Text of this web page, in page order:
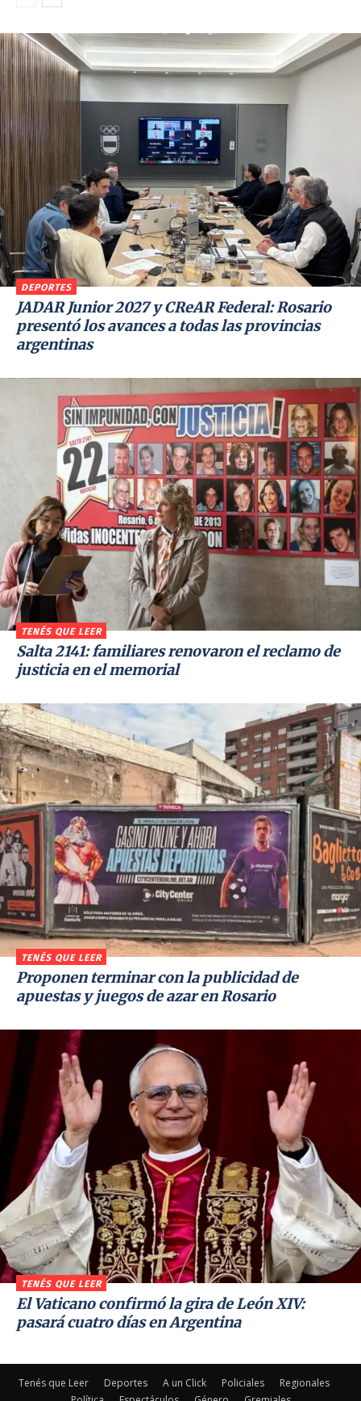
DEPORTES
JADAR Junior 2027 y CReAR Federal: Rosario
presentó los avances a todas las provincias
argentinas
TENÉS QUE LEER
Salta 2141: familiares renovaron el reclamo de
justicia en el memorial
TENÉS QUE LEER
Proponen terminar con la publicidad de
apuestas y juegos de azar en Rosario
TENÉS QUE LEER
El Vaticano confirmó la gira de León XIV:
pasará cuatro días en Argentina
Tenés que Leer Deportes A un Click Policiales
Regionales